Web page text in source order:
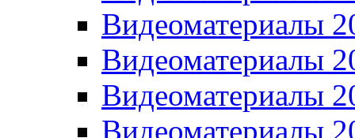
Видеоматериалы
Видеоматериалы
Видеоматериалы
Видеоматериалы